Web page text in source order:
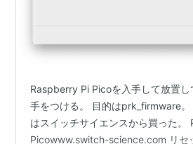
Raspberry Pi Picoを入手して放置し
手をつける。 目的はprk_firmware
はスイッチサイエンスから買った。
Picowww.switch-science.com リセ